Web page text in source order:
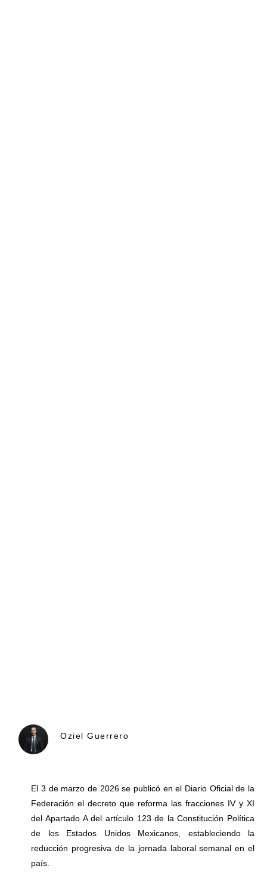
Oziel Guerrero
El 3 de marzo de 2026 se publicó en el Diario Oficial de la
Federación el decreto que reforma las fracciones IV y XI
del Apartado A del artículo 123 de la Constitución Política
de los Estados Unidos Mexicanos, estableciendo la
reducción progresiva de la jornada laboral semanal en el
país.